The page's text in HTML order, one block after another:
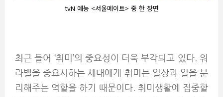
tvN 예능 <서울메이트> 중 한 장면
최근 들어 ‘취미’의 중요성이 더욱 부각되고 있다. 워
라밸을 중요시하는 세대에게 취미는 일상과 일을 분
리해주는 역할을 하기 때문이다. 취미생활에 집중할